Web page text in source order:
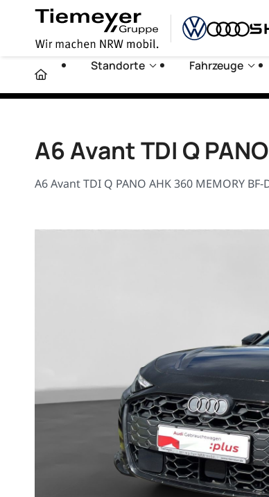
Standorte Fahrzeuge
A6 Avant TDI Q
A6 Avant TDI Q PANO AHK 360 MEMORY